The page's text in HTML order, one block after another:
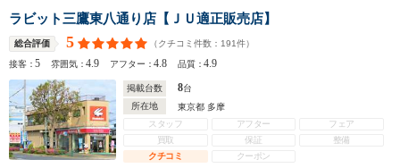
ラビット三鷹東八通り店【ＪＵ適正販売店】
総合評価 5 （クチコミ件数： 191件）
接客：5 雰囲気：4.9 アフター：4.8 品質：4.9
掲載台数 8台
所在地
東京都 多摩
スタッフ
アフター
フェア
買取
保証
整備
クチコミ
クーポン